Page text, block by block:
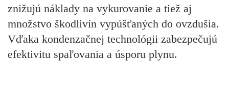
znižujú náklady na vykurovanie a tiež aj
množstvo škodlivín vypúšťaných do ovzdušia.
Vďaka kondenzačnej technológii zabezpečujú
efektivitu spaľovania a úsporu plynu.